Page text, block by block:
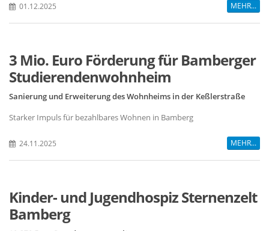
01.12.2025 MEHR...
3 Mio. Euro Förderung für Bamberger
Studierendenwohnheim
Sanierung und Erweiterung des Wohnheims in der Keßlerstraße
Starker Impuls für bezahlbares Wohnen in Bamberg
24.11.2025 MEHR...
Kinder- und Jugendhospiz Sternenzelt
Bamberg